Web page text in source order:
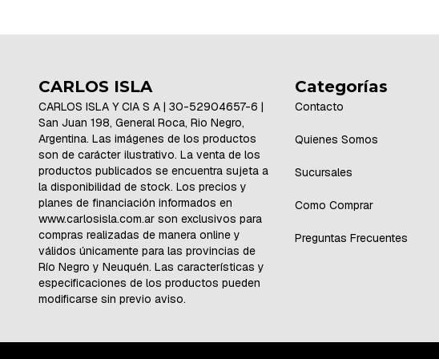
CARLOS ISLA
CARLOS ISLA Y CIA S A | 30-52904657-6 |
San Juan 198, General Roca, Rio Negro,
Argentina. Las imágenes de los productos
son de carácter ilustrativo. La venta de los
productos publicados se encuentra sujeta a
la disponibilidad de stock. Los precios y
planes de financiación informados en
www.carlosisla.com.ar son exclusivos para
compras realizadas de manera online y
válidos únicamente para las provincias de
Río Negro y Neuquén. Las características y
especificaciones de los productos pueden
modificarse sin previo aviso.
Categorías
Contacto
Quienes Somos
Sucursales
Como Comprar
Preguntas Frecuentes